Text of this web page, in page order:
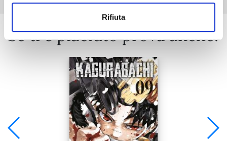
Rifiuta
Se ti è piaciuto prova anche: